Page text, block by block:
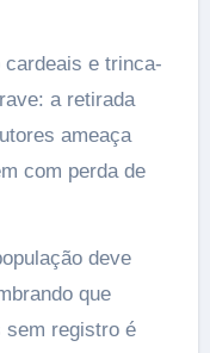
e trinca-
a retirada
ameaça
com perda de
deve
que
sem registro é